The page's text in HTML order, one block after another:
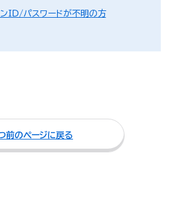
ID/パスワードが不明の方
前のページに戻る